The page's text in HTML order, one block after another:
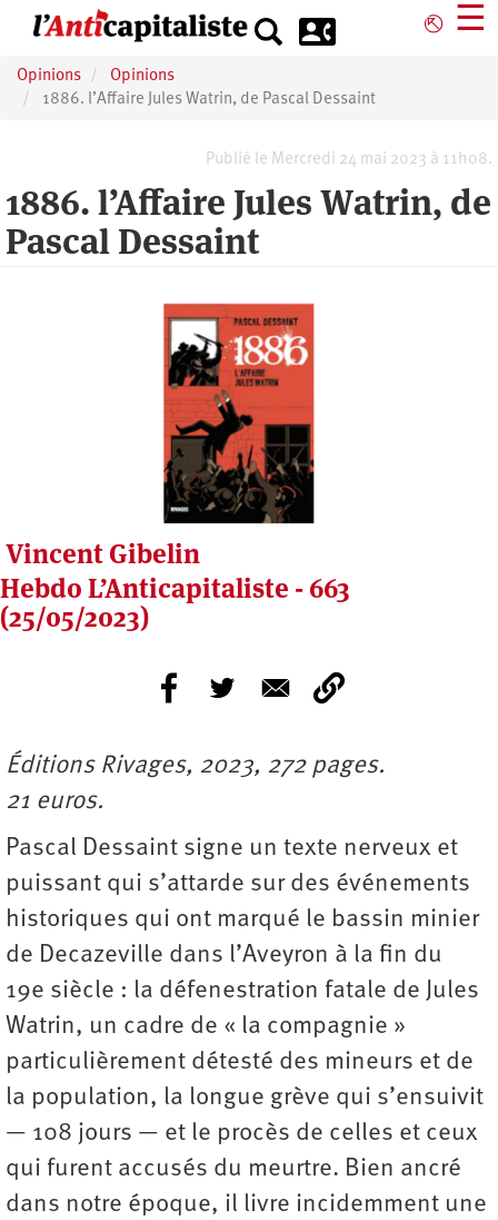
principal
⎋ ☰
Opinions
Opinions
1886. l’Affaire Jules Watrin, de Pascal Dessaint
Publié le Mercredi 24 mai 2023 à 11h08.
1886. l’Affaire Jules Watrin, de
Pascal Dessaint
Vincent Gibelin
Hebdo L’Anticapitaliste - 663
(25/05/2023)
Éditions Rivages, 2023, 272 pages.
21 euros.
Pascal Dessaint signe un texte nerveux et
puissant qui s’attarde sur des événements
historiques qui ont marqué le bassin minier
de Decazeville dans l’Aveyron à la fin du
19e siècle : la défenestration fatale de Jules
Watrin, un cadre de « la compagnie »
particulièrement détesté des mineurs et de
la population, la longue grève qui s’ensuivit
— 108 jours — et le procès de celles et ceux
qui furent accusés du meurtre. Bien ancré
dans notre époque, il livre incidemment une